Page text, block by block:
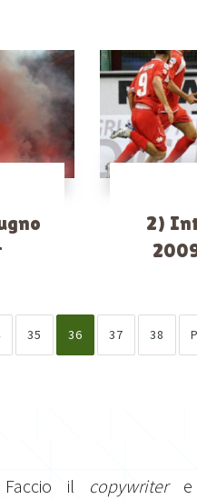
2)
35 36 37 38
Faccio il copywritere